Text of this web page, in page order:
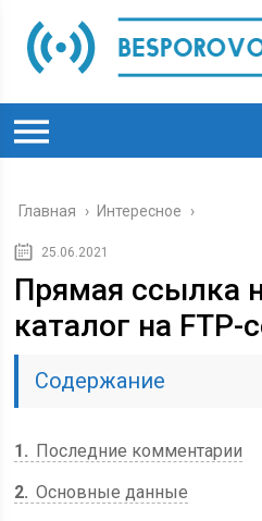
Главная › Интересное ›
25.06.2021
Прямая ссылка
каталог на FTP-
Содержание
1
Последние комментарии
2 Основные данные